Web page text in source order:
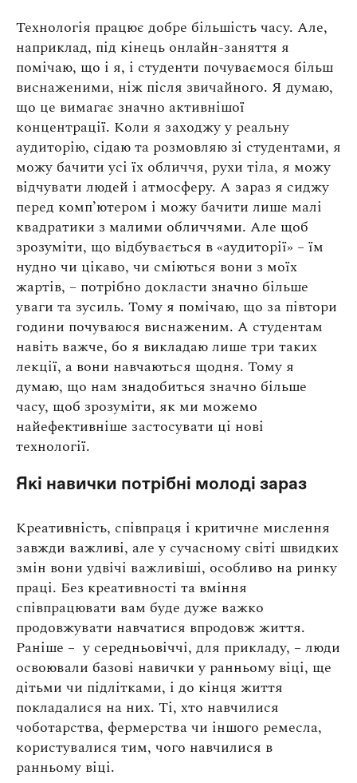
Технологія працює добре більшість часу. Але,
наприклад, під кінець онлайн-заняття я
помічаю, що і я, і студенти почуваємося більш
виснаженими, ніж після звичайного. Я думаю,
що це вимагає значно активнішої
концентрації. Коли я заходжу у реальну
аудиторію, сідаю та розмовляю зі студентами, я
можу бачити усі їх обличчя, рухи тіла, я можу
відчувати людей і атмосферу. А зараз я сиджу
перед комп’ютером і можу бачити лише малі
квадратики з малими обличчями. Але щоб
зрозуміти, що відбувається в «аудиторії» – їм
нудно чи цікаво, чи сміються вони з моїх
жартів, – потрібно докласти значно більше
уваги та зусиль. Тому я помічаю, що за півтори
години почуваюся виснаженим. А студентам
навіть важче, бо я викладаю лише три таких
лекції, а вони навчаються щодня. Тому я
думаю, що нам знадобиться значно більше
часу, щоб зрозуміти, як ми можемо
найефективніше застосувати ці нові
технології.
Які навички потрібні молоді зараз
Креативність, співпраця і критичне мислення
завжди важливі, але у сучасному світі швидких
змін вони удвічі важливіші, особливо на ринку
праці. Без креативності та вміння
співпрацювати вам буде дуже важко
продовжувати навчатися впродовж життя.
Раніше – у середньовіччі, для прикладу, – люди
освоювали базові навички у ранньому віці, ще
дітьми чи підлітками, і до кінця життя
покладалися на них. Ті, хто навчилися
чоботарства, фермерства чи іншого ремесла,
користувалися тим, чого навчилися в
ранньому віці.